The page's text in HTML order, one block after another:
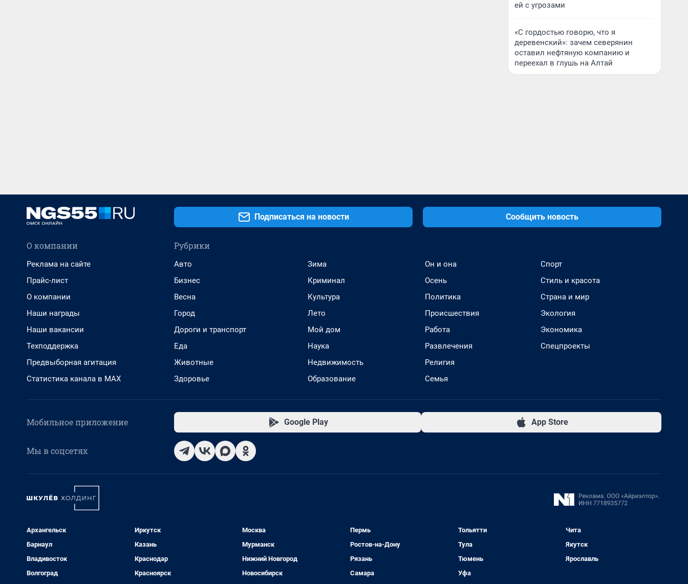
ей с угрозами
«С гордостью говорю, что я
деревенский»: зачем северянин
оставил нефтяную компанию и
переехал в глушь на Алтай
Подписаться на новости Сообщить новость
О компании
Реклама на сайте
Прайс-лист
О компании
Наши награды
Наши вакансии
Техподдержка
Предвыборная агитация
Статистика канала в MAX
Рубрики
Авто
Бизнес
Весна
Город
Дороги и транспорт
Еда
Животные
Здоровье
Зима
Криминал
Культура
Лето
Мой дом
Наука
Недвижимость
Образование
Он и она
Осень
Политика
Происшествия
Работа
Развлечения
Религия
Семья
Спорт
Стиль и красота
Страна и мир
Экология
Экономика
Спецпроекты
Мобильное приложение Google Play App Store
Мы в соцсетях
Архангельск
Барнаул
Владивосток
Волгоград
Иркутск
Казань
Краснодар
Красноярск
Москва
Мурманск
Нижний Новгород
Новосибирск
Пермь
Ростов-на-Дону
Рязань
Самара
Тольятти
Тула
Тюмень
Уфа
Чита
Якутск
Ярославль